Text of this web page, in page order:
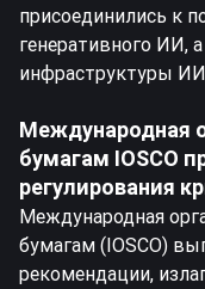
присоединились к
генеративного ИИ,
инфраструктуры
Международная
бумагам IOSCO
регулирования
Международная
бумагам (IOSCO)
рекомендации,